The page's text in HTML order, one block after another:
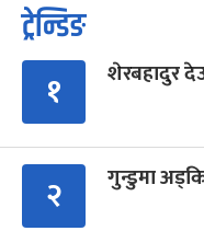
ट्रेन्डिङ
१ शेरबहादुर
२ गुन्डुमा